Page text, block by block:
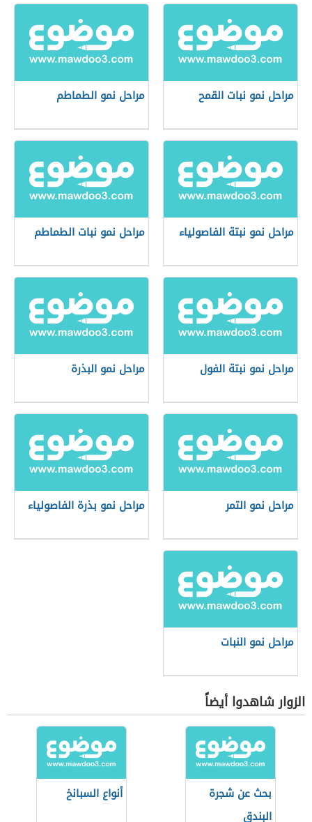
مراحل نمو نبات القمح مراحل نمو الطماطم
مراحل نمو نبتة الفاصولياء مراحل نمو نبات الطماطم
مراحل نمو نبتة الفول مراحل نمو البذرة
مراحل نمو التمر مراحل نمو بذرة الفاصولياء
مراحل نمو النبات
الزوار شاهدوا أيضاً
بحث عن شجرة
البندق
أنواع السبانخ